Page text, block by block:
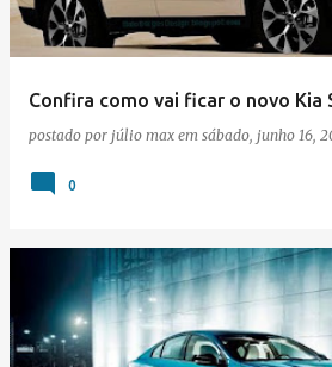
Confira como vai ficar o novo Kia
postado por júlio max em sábado, junho 16,
0